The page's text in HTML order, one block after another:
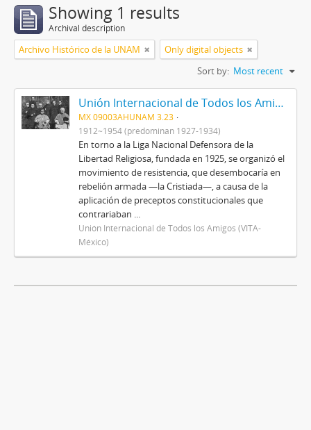
Showing 1 results
Archival description
Archivo Histórico de la UNAM
Only digital objects
Sort by: Most recent
Unión Internacional de Todos los Amigos (VITA-México)
MX 09003AHUNAM 3.23
1912~1954 (predominan 1927-1934)
En torno a la Liga Nacional Defensora de la
Libertad Religiosa, fundada en 1925, se organizó el
movimiento de resistencia, que desembocaría en
rebelión armada —la Cristiada—, a causa de la
aplicación de preceptos constitucionales que
contrariaban ...
Unión Internacional de Todos los Amigos (VITA-
México)